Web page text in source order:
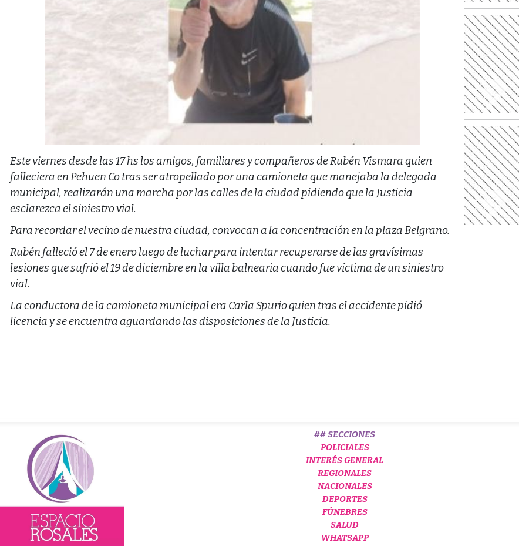
Este viernes desde las 17 hs los amigos, familiares y compañeros de Rubén Vismara quien
falleciera en Pehuen Co tras ser atropellado por una camioneta que manejaba la delegada
municipal, realizarán una marcha por las calles de la ciudad pidiendo que la Justicia
esclarezca el siniestro vial.
Para recordar el vecino de nuestra ciudad, convocan a la concentración en la plaza Belgrano.
Rubén falleció el 7 de enero luego de luchar para intentar recuperarse de las gravísimas
lesiones que sufrió el 19 de diciembre en la villa balnearia cuando fue víctima de un siniestro
vial.
La conductora de la camioneta municipal era Carla Spurio quien tras el accidente pidió
licencia y se encuentra aguardando las disposiciones de la Justicia.
## SECCIONES
POLICIALES
INTERÉS GENERAL
REGIONALES
NACIONALES
DEPORTES
FÚNEBRES
SALUD
WHATSAPP